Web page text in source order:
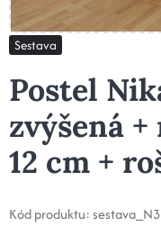
Sestava
Postel
zvýšená
12 cm +
Kód produktu: